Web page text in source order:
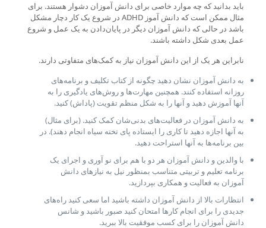
باید بدانید که چه موارد خاصی برای دانش آموزان دشوار هستند. برای
مثال ممکن است که دانش آموز ADHD در شروع یک کار دچار مشکل
باشد در حالی که دانش آموزان دیگر در پایان‌دادن به یک عمل و شروع
عمل بعدی شکل داشته باشند.
نابراین هر یک از این دانش آموزان نیاز به کمک‌های متفاوتی دارند.
به دانش آموزان نشان دهید چگونه از کتاب تکلیف و برنامه‌های
روزانه استفاده کنند. همچنین مهارت‌ها و روش‌های یادگیری را به
آنها آموزش دهید و آنها را به شکل منظم تقویت (پاداش) کنید.
به دانش آموزان در فعالیت‌های بدنی‌شان کمک کنید. (برای مثال)
به آنها اجازه دهید تا کاری را ایستاده پای تخته سیاه انجام دهند). در
بین برنامه‌ها به آنها استراحت دهید.
با والدین و دانش آموزان هر دو با هم برای نو آوری و اجرای یک
برنامه تعلیم و تربیتی متناسب بمنظور نیل به نیازهای دانش
آموزان به فعالیت و همکاری بپردازید.
انتظارات بالا از دانش آموزان داشته باشید اما سعی کنید راه‌های
جدیدی را برای انجام کارها امتحان کنید صبور باشید و شانس
دانش آموزان را برای کسب موفقیت بالا ببرید.